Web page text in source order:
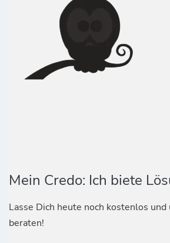
Mein Credo: Ich biete
Lasse Dich heute noch kostenlos
beraten!